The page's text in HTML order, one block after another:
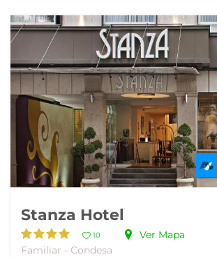
Stanza Hotel
10
Ver Mapa
Familiar - Condesa